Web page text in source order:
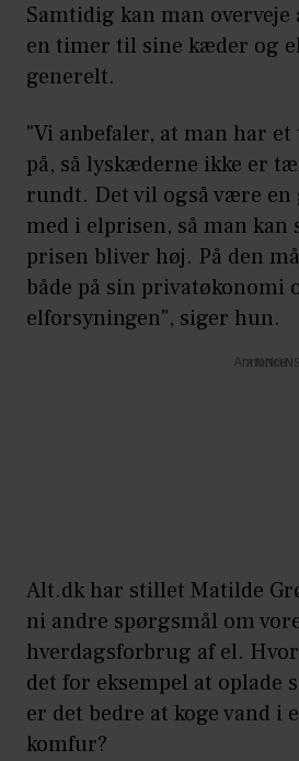
Samtidig kan man overveje
en timer til sine kæder og
generelt.
"Vi anbefaler, at man har
på, så lyskæderne ikke er
rundt. Det vil også være en
med i elprisen, så man kan
prisen bliver høj. På den
både på sin privatøkonomi
elforsyningen", siger hun.
Annonce
Alt.dk har stillet Matilde
ni andre spørgsmål om
hverdagsforbrug af el.
det for eksempel at oplade
er det bedre at koge vand i
komfur?